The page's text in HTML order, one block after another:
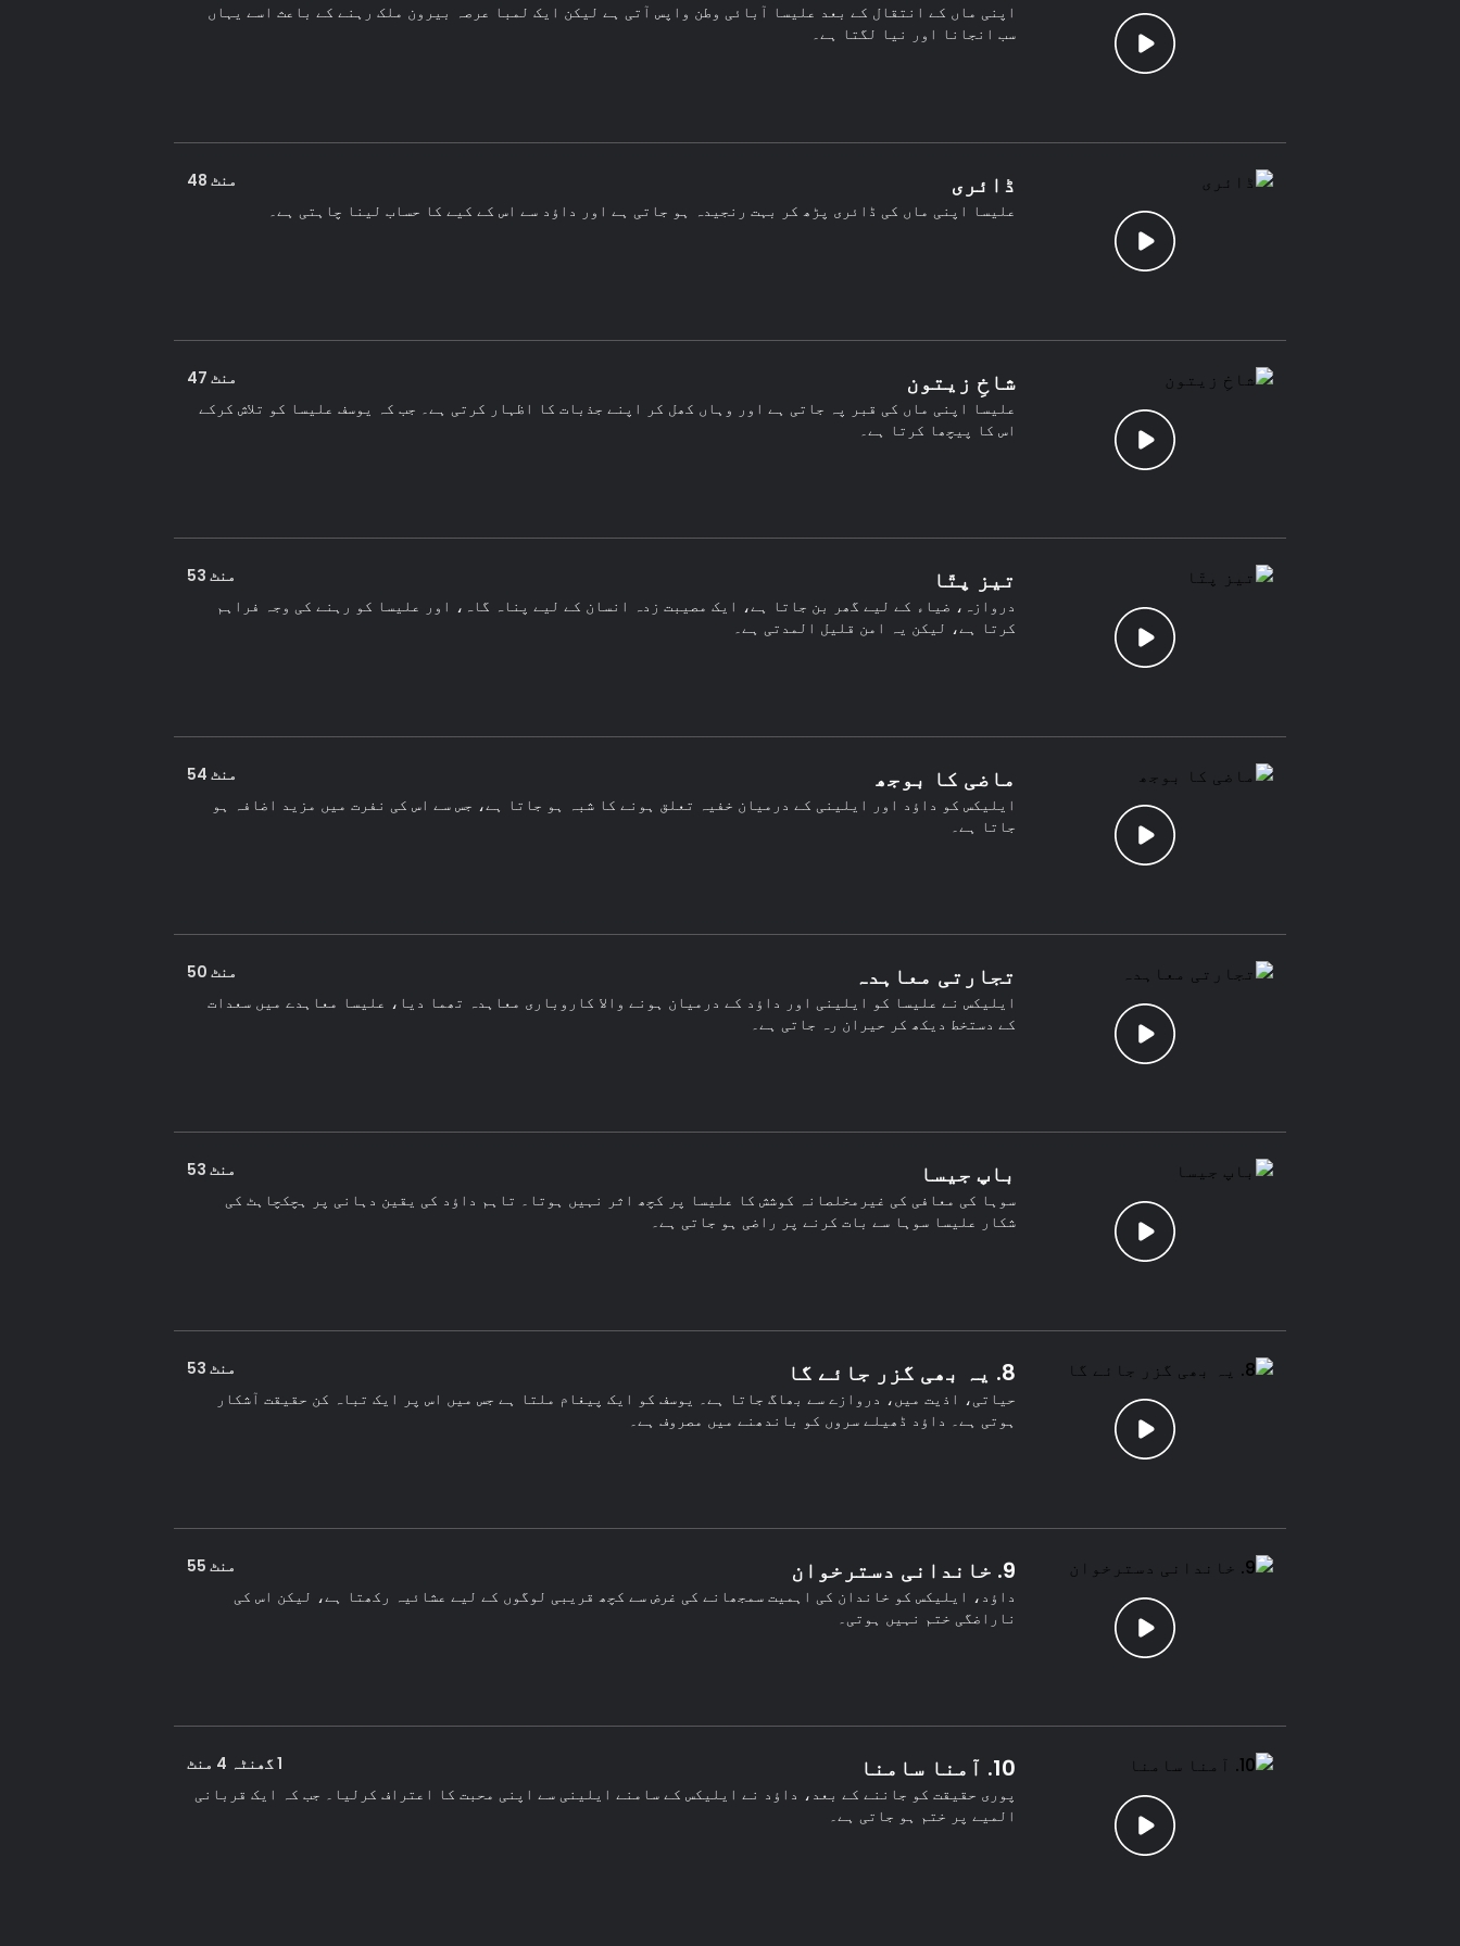
اپنی ماں کے انتقال کے بعد علیسا آبائی وطن واپس آتی ہے لیکن ایک لمبا عرصہ بیرون ملک رہنے کے باعث اسے یہاں
سب انجانا اور نیا لگتا ہے۔
ڈائری
منٹ 48
علیسا اپنی ماں کی ڈائری پڑھ کر بہت رنجیدہ ہو جاتی ہے اور داؤد سے اس کے کیے کا حساب لینا چاہتی ہے۔
شاخِ زیتون
منٹ 47
علیسا اپنی ماں کی قبر پہ جاتی ہے اور وہاں کھل کر اپنے جذبات کا اظہار کرتی ہے۔ جب کہ یوسف علیسا کو تلاش کرکے
اس کا پیچھا کرتا ہے۔
تیز پتّا
منٹ 53
دروازہ، ضیاء کے لیے گھر بن جاتا ہے، ایک مصیبت زدہ انسان کے لیے پناہ گاہ، اور علیسا کو رہنے کی وجہ فراہم
کرتا ہے، لیکن یہ امن قلیل المدتی ہے۔
ماضی کا بوجھ
منٹ 54
ایلیکس کو داؤد اور ایلینی کے درمیان خفیہ تعلق ہونے کا شبہ ہو جاتا ہے، جس سے اس کی نفرت میں مزید اضافہ ہو
جاتا ہے۔
تجارتی معاہدہ
منٹ 50
ایلیکس نے علیسا کو ایلینی اور داؤد کے درمیان ہونے والا کاروباری معاہدہ تھما دیا، علیسا معاہدے میں سعدات
کے دستخط دیکھ کر حیران رہ جاتی ہے۔
باپ جیسا
منٹ 53
سوہا کی معافی کی غیرمخلصانہ کوشش کا علیسا پر کچھ اثر نہیں ہوتا۔ تاہم داؤد کی یقین دہانی پر ہچکچاہٹ کی
شکار علیسا سوہا سے بات کرنے پر راضی ہو جاتی ہے۔
8. یہ بھی گزر جائے گا
منٹ 53
حیاتی، اذیت میں، دروازے سے بھاگ جاتا ہے۔ یوسف کو ایک پیغام ملتا ہے جس میں اس پر ایک تباہ کن حقیقت آشکار
ہوتی ہے۔ داؤد ڈھیلے سروں کو باندھنے میں مصروف ہے۔
9. خاندانی دسترخوان
منٹ 55
داؤد، ایلیکس کو خاندان کی اہمیت سمجھانے کی غرض سے کچھ قریبی لوگوں کے لیے عشائیہ رکھتا ہے، لیکن اس کی
ناراضگی ختم نہیں ہوتی۔
10. آمنا سامنا
1 گھنٹہ 4 منٹ
پوری حقیقت کو جاننے کے بعد، داؤد نے ایلیکس کے سامنے ایلینی سے اپنی محبت کا اعتراف کرلیا۔ جب کہ ایک قربانی
المیے پر ختم ہو جاتی ہے۔